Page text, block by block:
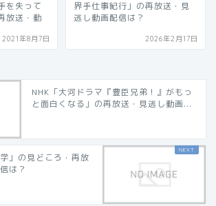
を失って
放送・動
2021年8月7日
界手仕事紀行」の再放送・見
逃し動画配信は？
2026年2月17日
NHK「大河ドラマ『豊臣兄弟！』がもっ
と面白くなる」の再放送・見逃し動画...
」の見どころ・再放
は？